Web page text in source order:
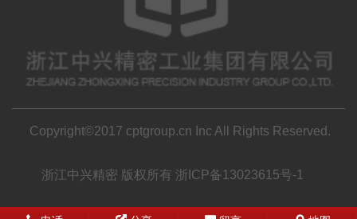
Copyright©2017 cptgroup.cn Inc All Rights Reserved.
浙江中兴精密 版权所有 浙ICP备13023615号-1